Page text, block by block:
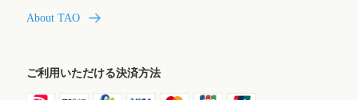
About TAO
ご利用いただける決済方法